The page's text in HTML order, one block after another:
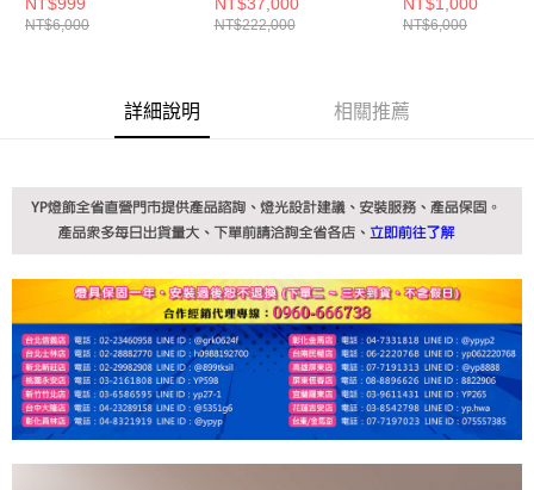
４．使用「AFTEE先享後付」時，將依據個別帳號之用戶狀況，依本公司即
時審查核予不同之上限額度；若仍有額度不足之情形，本公司將視審查結果
NT$6,000 NT$222,000 NT$6,000
詳細說明 相關推薦